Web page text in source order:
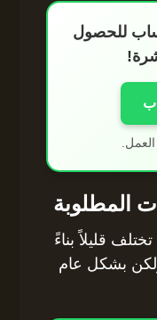
للحصول
قليلاً بناءً
بشكل عام